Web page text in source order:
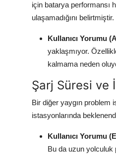
için batarya performansı
ulaşamadığını belirtmiştir.
Kullanıcı Yorumu
yaklaşmıyor.
kalmama neden
Şarj Süresi ve
Bir diğer yaygın problem
istasyonlarında
Kullanıcı Yorumu
Bu da uzun yolculuk